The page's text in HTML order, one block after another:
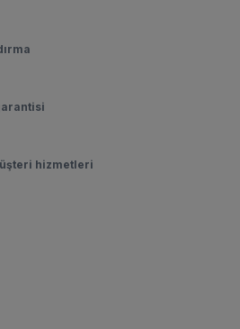
hizmetleri